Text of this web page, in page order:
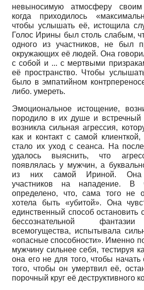
невыносимую атмосферу
когда приходилось
чтобы услышать её, истощила
Голос Ирины был столь слабым,
одного из участников, не был
окружающих её людей. Она
с собой и ... с мертвыми
её пространство. Чтобы
было в эмпатийном
либо. умереть.
Эмоциональное истощение,
породило в их душе и
возникла сильная агрессия,
как и контакт с самой клиенткой,
стало их уход с сеанса. На
удалось выяснить, что
появлялась у мужчин, а
из них самой Ириной. Она
участников на нападение. В
определено, что, сама того не
хотела быть «убитой». Она
единственный способ остановить
бессознательной
всемогущества, испытывала
«опасные способности». Именно
мужчину сильнее себя, тестируя
она его не для того, чтобы
того, чтобы он умертвил её,
порочный круг её деструктивного